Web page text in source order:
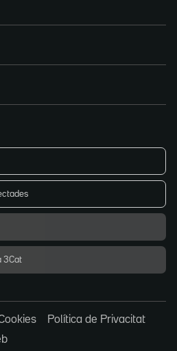
3Cat
Política de Privacitat